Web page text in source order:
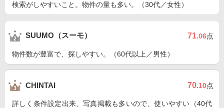
検索がしやすいこと。物件の量も多い。（30代／女性）
SUUMO（スーモ） 71.06点
物件数が豊富で、探しやすい。（60代以上／男性）
CHINTAI 70.10点
詳しく条件設定出来、写真掲載も多いので、使いやすい（40代